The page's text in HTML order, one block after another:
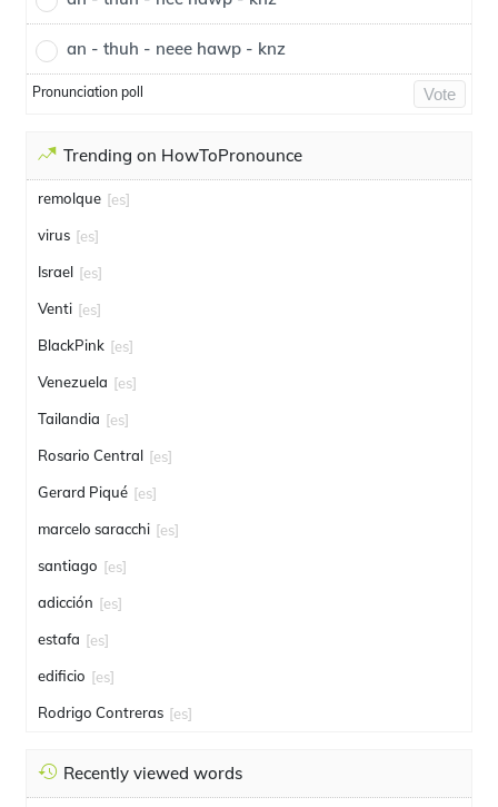
an - thuh - neee hawp - knz
Pronunciation poll Vote
Trending on HowToPronounce
remolque [es]
virus [es]
Israel [es]
Venti [es]
BlackPink [es]
Venezuela [es]
Tailandia [es]
Rosario Central [es]
Gerard Piqué [es]
marcelo saracchi [es]
santiago [es]
adicción [es]
estafa [es]
edificio [es]
Rodrigo Contreras [es]
Recently viewed words